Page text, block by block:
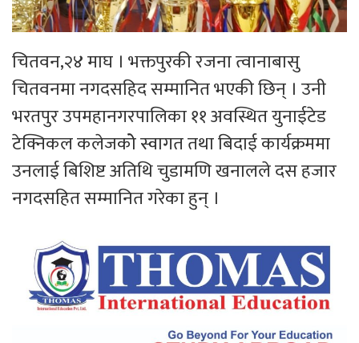
चितवन,२४ माघ । भक्तपुरकी रजना त्वानाबासु
चितवनमा नगदसहिद सम्मानित भएकी छिन् । उनी
भरतपुर उपमहानगरपालिका ११ अवस्थित युनाईटेड
टेक्निकल कलेजकोे स्वागत तथा बिदाई कार्यक्रममा
उनलाई बिशिष्ट अतिथि चुडामणि खनालले दस हजार
नगदसहित सम्मानित गरेका हुन् ।